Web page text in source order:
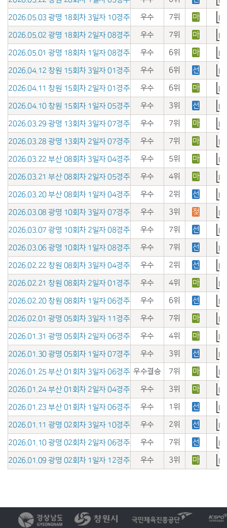
2026.05.03 광명 18회차 3일자 10경주 우수 7위 마
2026.05.02 광명 18회차 2일자 08경주 우수 7위 마
2026.05.01 광명 18회차 1일자 08경주 우수 6위 마
2026.04.12 창원 15회차 3일자 01경주 우수 6위 선
2026.04.11 창원 15회차 2일자 01경주 우수 6위 마
2026.04.10 창원 15회차 1일자 05경주 우수 3위 선
2026.03.29 광명 13회차 3일자 07경주 우수 7위 마
2026.03.28 광명 13회차 2일자 07경주 우수 7위 마
2026.03.22 부산 08회차 3일자 04경주 우수 5위 마
2026.03.21 부산 08회차 2일자 05경주 우수 4위 마
2026.03.20 부산 08회차 1일자 04경주 우수 2위 선
2026.03.08 광명 10회차 3일자 07경주 우수 3위 젖
2026.03.07 광명 10회차 2일자 08경주 우수 7위 선
2026.03.06 광명 10회차 1일자 08경주 우수 7위 선
2026.02.22 창원 08회차 3일자 04경주 우수 2위 선
2026.02.21 창원 08회차 2일자 01경주 우수 4위 마
2026.02.20 창원 08회차 1일자 06경주 우수 6위 선
2026.02.01 광명 05회차 3일자 11경주 우수 7위 마
2026.01.31 광명 05회차 2일자 06경주 우수 4위 마
2026.01.30 광명 05회차 1일자 07경주 우수 3위 선
2026.01.25 부산 01회차 3일자 06경주 우수결승 7위 마
2026.01.24 부산 01회차 2일자 04경주 우수 3위 마
2026.01.23 부산 01회차 1일자 06경주 우수 1위 선
2026.01.11 광명 02회차 3일자 10경주 우수 2위 선
2026.01.10 광명 02회차 2일자 06경주 우수 7위 선
2026.01.09 광명 02회차 1일자 12경주 우수 3위 마